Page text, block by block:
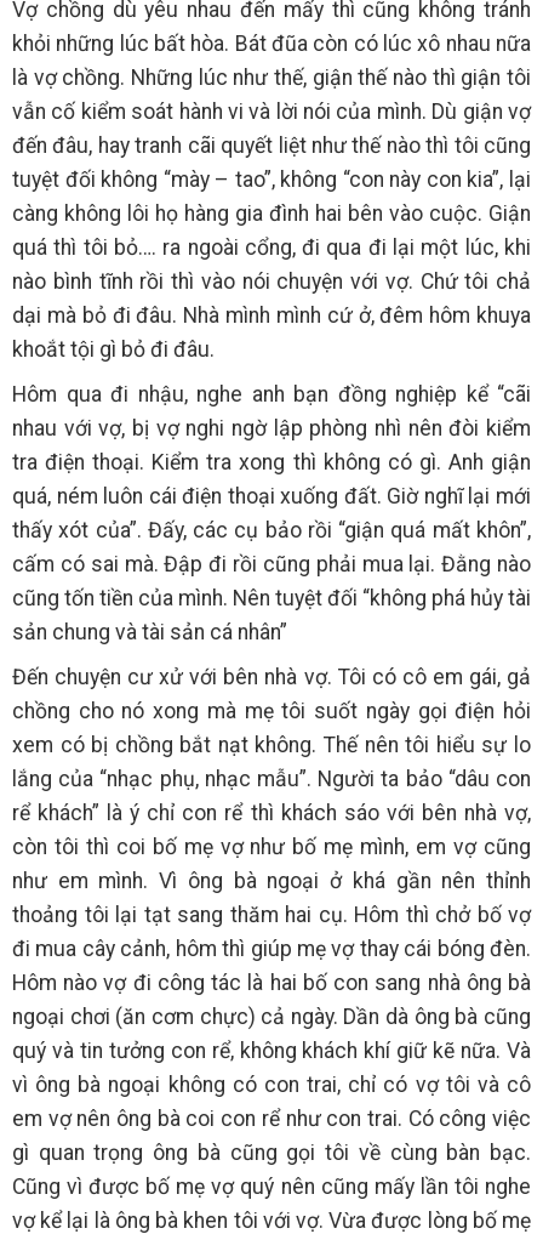
Vợ chồng dù yêu nhau đến mấy thì cũng không tránh
khỏi những lúc bất hòa. Bát đũa còn có lúc xô nhau nữa
là vợ chồng. Những lúc như thế, giận thế nào thì giận tôi
vẫn cố kiểm soát hành vi và lời nói của mình. Dù giận vợ
đến đâu, hay tranh cãi quyết liệt như thế nào thì tôi cũng
tuyệt đối không “mày – tao”, không “con này con kia”, lại
càng không lôi họ hàng gia đình hai bên vào cuộc. Giận
quá thì tôi bỏ…. ra ngoài cổng, đi qua đi lại một lúc, khi
nào bình tĩnh rồi thì vào nói chuyện với vợ. Chứ tôi chả
dại mà bỏ đi đâu. Nhà mình mình cứ ở, đêm hôm khuya
khoắt tội gì bỏ đi đâu.
Hôm qua đi nhậu, nghe anh bạn đồng nghiệp kể “cãi
nhau với vợ, bị vợ nghi ngờ lập phòng nhì nên đòi kiểm
tra điện thoại. Kiểm tra xong thì không có gì. Anh giận
quá, ném luôn cái điện thoại xuống đất. Giờ nghĩ lại mới
thấy xót của”. Đấy, các cụ bảo rồi “giận quá mất khôn”,
cấm có sai mà. Đập đi rồi cũng phải mua lại. Đằng nào
cũng tốn tiền của mình. Nên tuyệt đối “không phá hủy tài
sản chung và tài sản cá nhân”
Đến chuyện cư xử với bên nhà vợ. Tôi có cô em gái, gả
chồng cho nó xong mà mẹ tôi suốt ngày gọi điện hỏi
xem có bị chồng bắt nạt không. Thế nên tôi hiểu sự lo
lắng của “nhạc phụ, nhạc mẫu”. Người ta bảo “dâu con
rể khách” là ý chỉ con rể thì khách sáo với bên nhà vợ,
còn tôi thì coi bố mẹ vợ như bố mẹ mình, em vợ cũng
như em mình. Vì ông bà ngoại ở khá gần nên thỉnh
thoảng tôi lại tạt sang thăm hai cụ. Hôm thì chở bố vợ
đi mua cây cảnh, hôm thì giúp mẹ vợ thay cái bóng đèn.
Hôm nào vợ đi công tác là hai bố con sang nhà ông bà
ngoại chơi (ăn cơm chực) cả ngày. Dần dà ông bà cũng
quý và tin tưởng con rể, không khách khí giữ kẽ nữa. Và
vì ông bà ngoại không có con trai, chỉ có vợ tôi và cô
em vợ nên ông bà coi con rể như con trai. Có công việc
gì quan trọng ông bà cũng gọi tôi về cùng bàn bạc.
Cũng vì được bố mẹ vợ quý nên cũng mấy lần tôi nghe
vợ kể lại là ông bà khen tôi với vợ. Vừa được lòng bố mẹ